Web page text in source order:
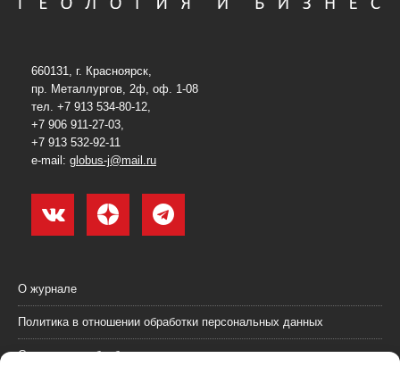
660131, г. Красноярск,
пр. Металлургов, 2ф, оф. 1-08
тел. +7 913 534-80-12,
+7 906 911-27-03,
+7 913 532-92-11
e-mail: globus-j@mail.ru
О журнале
Политика в отношении обработки персональных данных
Согласие на обработку персональных данных